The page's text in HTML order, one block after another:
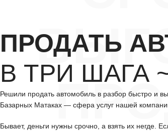
ПРОДАТЬ
В ТРИ ШАГА
Решили продать автомобиль в разбор быстро и
Базарных Матаках — сфера услуг нашей
Бывает, деньги нужны срочно, а взять их негде.